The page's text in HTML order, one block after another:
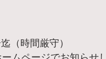
（時間厳守）